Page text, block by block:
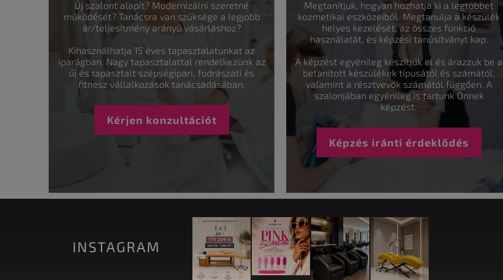
Új szalont alapít? Modernizálni szeretné
működését? Tanácsra van szüksége a legjobb
ár/teljesítmény arányú vásárláshoz?
Kihasználhatja 15 éves tapasztalatunkat az
iparágban. Nagy tapasztalattal rendelkezünk az
új és tapasztalt szépségipari, fodrászati és
fitnesz vállalkozások tanácsadásában.
Kérjen konzultációt
Megtanítjuk, hogyan hozhatja ki a legtöbbet
kozmetikai eszközeiből. Megtanulja a készülék
helyes kezelését, az összes funkció
használatát, és képzési tanúsítványt kap.
A képzést egyénileg készítjük el és árazzuk be a
betanított készülékek típusától és számától,
valamint a résztvevők számától függően. A
szalonjában egyénileg is tartunk Önnek
képzést.
Képzés iránti érdeklődés
INSTAGRAM